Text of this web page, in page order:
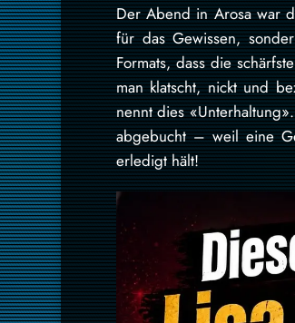
Der Abend in Arosa war
für das Gewissen,
Formats, dass die
man klatscht, nickt und
nennt dies
abgebucht – weil eine
erledigt hält!